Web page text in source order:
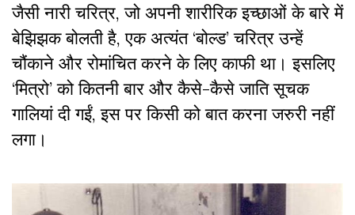
जैसी नारी चरित्र, जो अपनी शारीरिक इच्छाओं के बारे में
बेझिझक बोलती है, एक अत्यंत ‘बोल्ड’ चरित्र उन्हें
चौंकाने और रोमांचित करने के लिए काफी था। इसलिए
‘मित्रो’ को कितनी बार और कैसे-कैसे जाति सूचक
गालियां दी गईं, इस पर किसी को बात करना जरुरी नहीं
लगा।